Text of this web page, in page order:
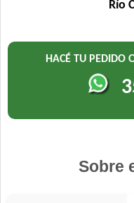
Río
HACÉ TU PEDIDO
Sobre